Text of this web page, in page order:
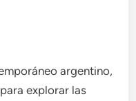
argentino,
explorar las